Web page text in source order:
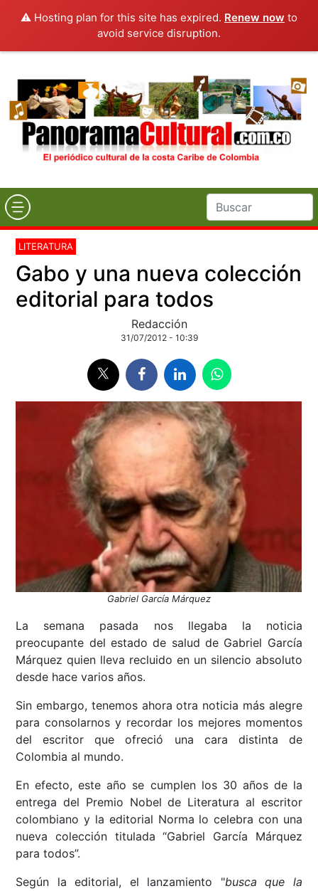
⚠️ Hosting plan for this site has expired. Renew now to
avoid service disruption.
LITERATURA
Gabo y una nueva colección
editorial para todos
Redacción
31/07/2012 - 10:39
Gabriel García Márquez
La semana pasada nos llegaba la noticia
preocupante del estado de salud de Gabriel García
Márquez quien lleva recluido en un silencio absoluto
desde hace varios años.
Sin embargo, tenemos ahora otra noticia más alegre
para consolarnos y recordar los mejores momentos
del escritor que ofreció una cara distinta de
Colombia al mundo.
En efecto, este año se cumplen los 30 años de la
entrega del Premio Nobel de Literatura al escritor
colombiano y la editorial Norma lo celebra con una
nueva colección titulada “Gabriel García Márquez
para todos”.
Según la editorial, el lanzamiento "busca que la